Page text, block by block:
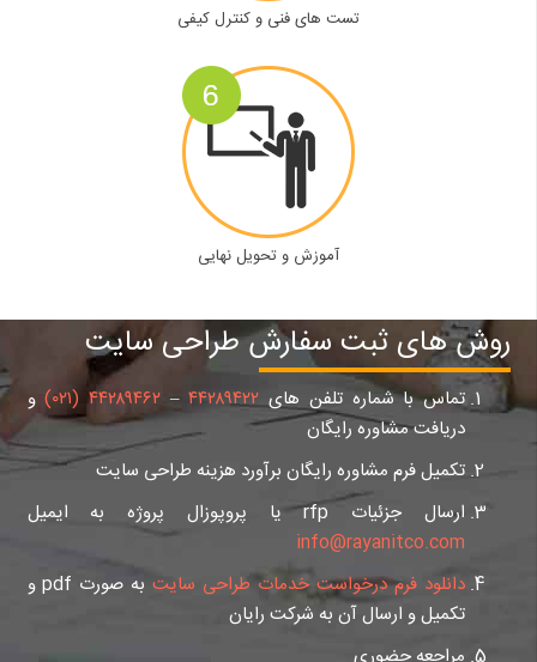
تست های فنی و کنترل کیفی
آموزش و تحویل نهایی
روش های ثبت سفارش طراحی سایت
تماس با شماره تلفن های۴۴۲۸۹۴۲۲–۴۴۲۸۹۴۶۲ (۰۲۱)
و
دریافت مشاوره رایگان
تکمیل فرم مشاوره رایگان برآورد هزینه طراحی سایت
ارسال جزئیات rfp یا پروپوزال پروژه به ایمیل
info@rayanitco.com
دانلود فرم درخواست خدمات طراحی سایت
به صورت pdf و
تکمیل و ارسال آن به شرکت رایان